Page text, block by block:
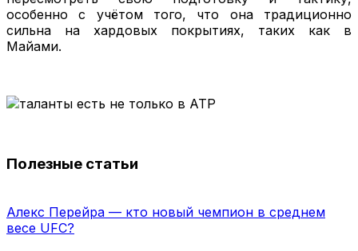
особенно с учётом того, что она традиционно
сильна на хардовых покрытиях, таких как в
Майами.
Полезные статьи
Алекс Перейра — кто новый чемпион в среднем
весе UFC?